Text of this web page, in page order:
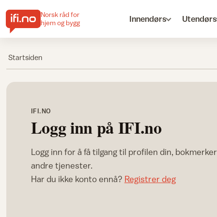
Norsk råd for
hjem og bygg
Innendørs Utendørs
Startsiden
IFI.NO
Logg inn på IFI.no
Logg inn for å få tilgang til profilen din,
andre tjenester.
Har du ikke konto ennå? Registrer deg